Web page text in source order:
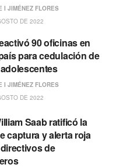
I JIMÉNEZ FLORES
DE 2022
90 oficinas en
para cedulación de
I JIMÉNEZ FLORES
DE 2022
Saab ratificó la
captura y alerta roja
de